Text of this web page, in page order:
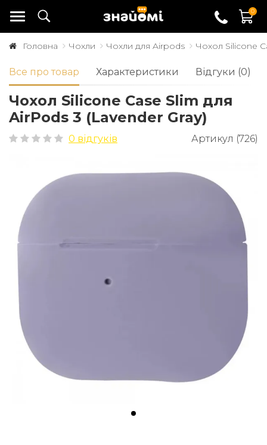
0
Головна Чохли Чохли для Airpods Чохол Silicone
Все про товар Характеристики Відгуки (0)
Чохол Silicone Case Slim для
AirPods 3 (Lavender Gray)
0 відгуків Артикул (726)